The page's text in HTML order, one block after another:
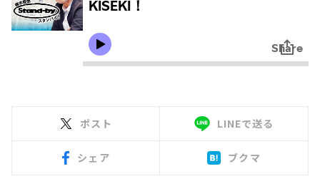
ポスト LINEで送る
シェア ブクマ